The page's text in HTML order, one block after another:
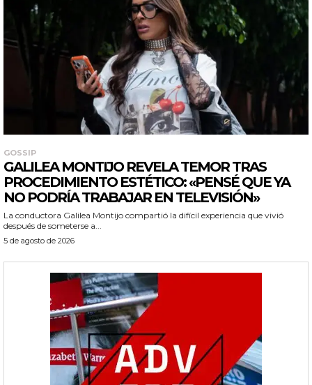
GOSSIP
GALILEA MONTIJO REVELA TEMOR TRAS
PROCEDIMIENTO ESTÉTICO: «PENSÉ QUE YA
NO PODRÍA TRABAJAR EN TELEVISIÓN»
La conductora Galilea Montijo compartió la difícil experiencia que vivió
después de someterse a...
5 de agosto de 2026